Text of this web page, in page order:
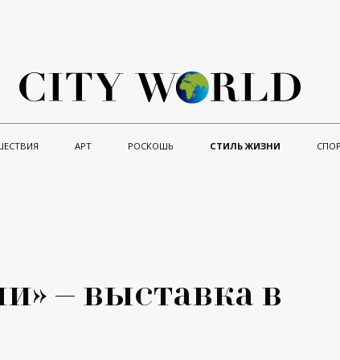
АРТ РОСКОШЬ СТИЛЬ ЖИЗНИ
– выставка в